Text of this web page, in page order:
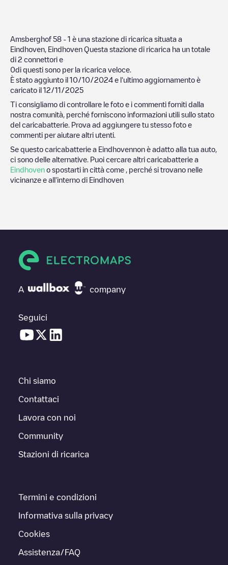
Amsberghof 58 - 1 è una stazione di ricarica situata a
Eindhoven Eindhoven Questa stazione di ricarica ha un totale
di 2 connettori e
0di questi sono per la ricarica veloce.
È stato aggiunto il 10/10/2024 e l'ultimo aggiornamento è
caricato il 12/11/2025
Ti consigliamo di controllare le foto e i commenti forniti dalla
nostra comunità, perché forniscono informazioni utili sullo stato
del caricabatterie. Prova ad aggiungere tu stesso foto e
commenti per aiutare altri utenti.
Se questo caricabatterie a Eindhovennon è adatto alla tua auto,
ci sono delle alternative. Puoi cercare altri caricabatterie a
Eindhoven o spostarti in città come , perché si trovano nelle
vicinanze e all'interno di Eindhoven
A company
Seguici
Chi siamo
Contattaci
Lavora con noi
Community
Stazioni di ricarica
Termini e condizioni
Informativa sulla privacy
Cookies
Assistenza/FAQ